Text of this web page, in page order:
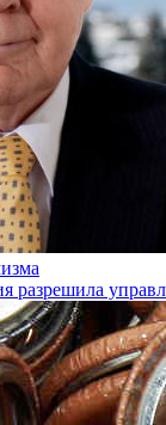
разрешила